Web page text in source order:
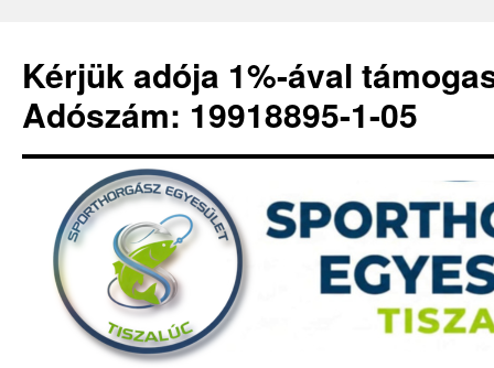
Kérjük adója 1%-ával
Adószám: 19918895-1-05